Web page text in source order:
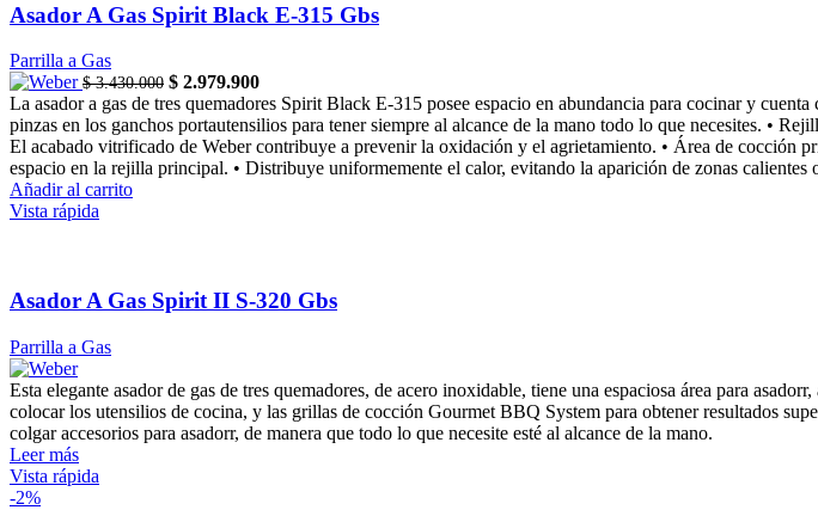
Asador A Gas Spirit Black E-315 Gbs
Parrilla a Gas
$3.430.000 Original
price
was:
$ 3.430.000.
$ 2.979.900Current
price
is:
$ 2.979.900.
La asador a gas de tres quemadores Spirit Black E-315 posee espacio en abundancia para cocinar y
pinzas en los ganchos portautensilios para tener siempre al alcance de la mano todo lo que necesites. •
El acabado vitrificado de Weber contribuye a prevenir la oxidación y el agrietamiento. • Área de cocción
espacio en la rejilla principal. • Distribuye uniformemente el calor, evitando la aparición de zonas calientes
Añadir al carrito
Vista rápida
Asador A Gas Spirit II S-320 Gbs
Parrilla a Gas
Esta elegante asador de gas de tres quemadores, de acero inoxidable, tiene una espaciosa área para
colocar los utensilios de cocina, y las grillas de cocción Gourmet BBQ System para obtener resultados
colgar accesorios para asadorr, de manera que todo lo que necesite esté al alcance de la mano.
Leer más
Vista rápida
-2%